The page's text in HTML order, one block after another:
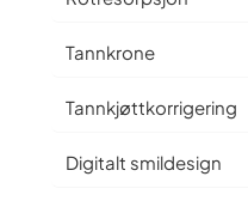
Tannkrone
Tannkjøttkorrigering
Digitalt smildesign